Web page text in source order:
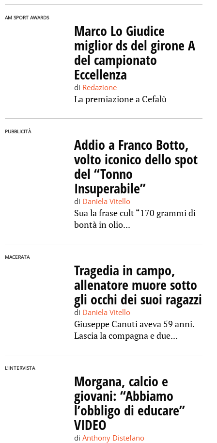
AM SPORT AWARDS
Marco Lo Giudice
miglior ds del girone A
del campionato
Eccellenza
di Redazione
La premiazione a Cefalù
PUBBLICITÀ
Addio a Franco Botto,
volto iconico dello spot
del “Tonno
Insuperabile”
di Daniela Vitello
Sua la frase cult “170 grammi di
bontà in olio...
MACERATA
Tragedia in campo,
allenatore muore sotto
gli occhi dei suoi ragazzi
di Daniela Vitello
Giuseppe Canuti aveva 59 anni.
Lascia la compagna e due...
L'INTERVISTA
Morgana, calcio e
giovani: “Abbiamo
l’obbligo di educare”
VIDEO
di Anthony Distefano